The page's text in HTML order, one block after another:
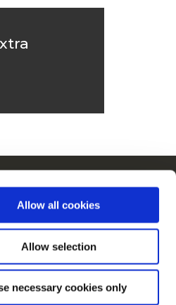
Allow all cookies
Allow selection
necessary cookies only